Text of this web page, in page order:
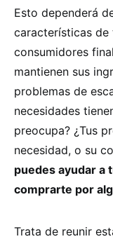
Esto dependerá
características de
consumidores
mantienen sus
problemas de
necesidades
preocupa? ¿Tus
necesidad, o su
puedes ayudar a
comprarte por
Trata de reunir